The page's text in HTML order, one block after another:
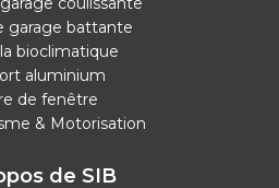
garage battante
bioclimatique
aluminium
de fenêtre
& Motorisation
de SIB